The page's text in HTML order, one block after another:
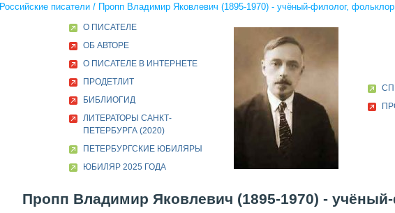
Российские писатели / Пропп Владимир Яковлевич (1895-1970) - учёный-филолог,
О ПИСАТЕЛЕ
ОБ АВТОРЕ
О ПИСАТЕЛЕ В ИНТЕРНЕТЕ
ПРОДЕТЛИТ
БИБЛИОГИД
ЛИТЕРАТОРЫ САНКТ-
ПЕТЕРБУРГА (2020)
ПЕТЕРБУРГСКИЕ ЮБИЛЯРЫ
ЮБИЛЯР 2025 ГОДА
Пропп Владимир Яковлевич (1895-1970) -